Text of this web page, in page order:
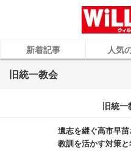
新着記事 人気
旧統一教会
旧統一
遺志を継ぐ高市早
教訓を活かす対策